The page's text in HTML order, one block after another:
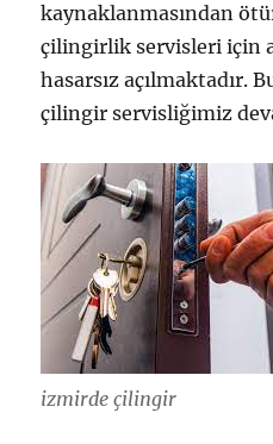
kaynaklanmasından
çilingirlik servisleri için
hasarsız açılmaktadır.
çilingir servisliğimiz
izmirde çilingir